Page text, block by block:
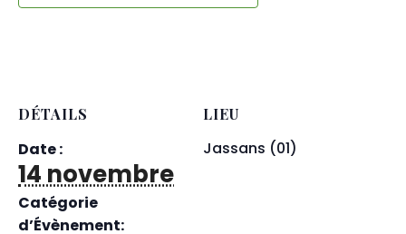
DÉTAILS
Date :
14 novembre
Catégorie
d’Évènement:
LIEU
Jassans (01)